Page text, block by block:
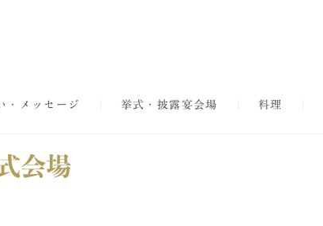
・メッセージ 挙式・披露宴会場 料理
会場